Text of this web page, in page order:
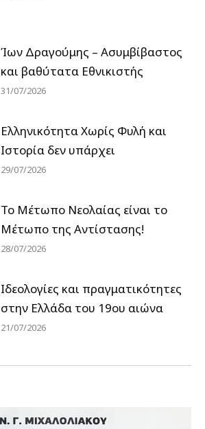
Ίων Δραγούμης – Ασυμβίβαστος
και βαθύτατα Εθνικιστής
31/07/2026
Ελληνικότητα Χωρίς Φυλή και
Ιστορία δεν υπάρχει
29/07/2026
Το Μέτωπο Νεολαίας είναι το
Μέτωπο της Αντίστασης!
28/07/2026
Ιδεολογίες και πραγματικότητες
στην Ελλάδα του 19ου αιώνα
21/07/2026